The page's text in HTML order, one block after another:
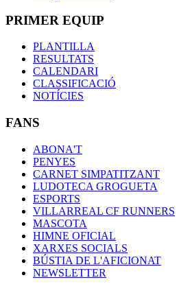
PRIMER EQUIP
PLANTILLA
RESULTATS
CALENDARI
CLASSIFICACIÓ
NOTÍCIES
FANS
ABONA'T
PENYES
CARNET SIMPATITZANT
LUDOTECA GROGUETA
ESPORTS
VILLARREAL CF RUNNERS
MASCOTA
HIMNE OFICIAL
XARXES SOCIALS
BÚSTIA DE L'AFICIONAT
NEWSLETTER